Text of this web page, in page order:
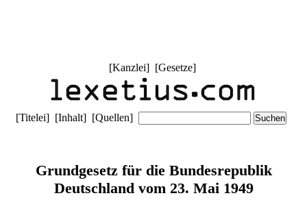
[Kanzlei] [Gesetze]
[Titelei] [Inhalt] [Quellen]
Grundgesetz für die Bundesrepublik
Deutschland vom 23. Mai 1949